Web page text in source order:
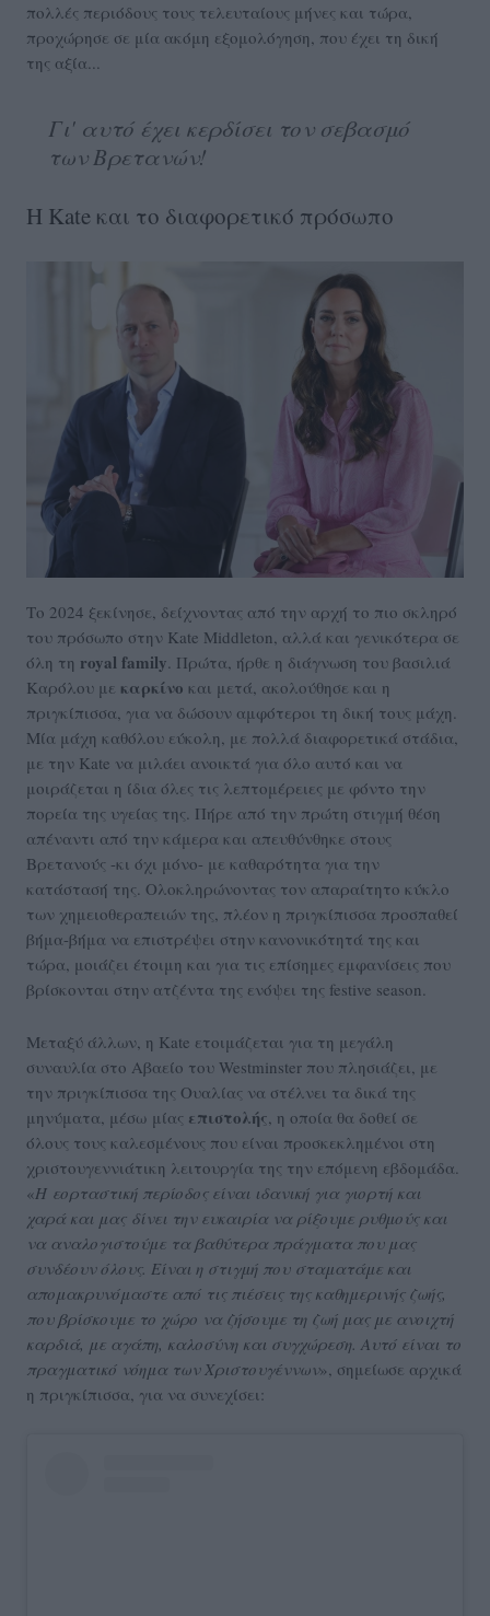
πολλές περιόδους τους τελευταίους μήνες και τώρα,
προχώρησε σε μία ακόμη εξομολόγηση, που έχει τη δική
της αξία...
Γι' αυτό έχει κερδίσει τον σεβασμό
των Βρετανών!
Η Kate και το διαφορετικό πρόσωπο
Το 2024 ξεκίνησε, δείχνοντας από την αρχή το πιο σκληρό
του πρόσωπο στην Kate Middleton, αλλά και γενικότερα σε
όλη τη royal family. Πρώτα, ήρθε η διάγνωση του βασιλιά
Καρόλου με καρκίνο και μετά, ακολούθησε και η
πριγκίπισσα, για να δώσουν αμφότεροι τη δική τους μάχη.
Μία μάχη καθόλου εύκολη, με πολλά διαφορετικά στάδια,
με την Kate να μιλάει ανοικτά για όλο αυτό και να
μοιράζεται η ίδια όλες τις λεπτομέρειες με φόντο την
πορεία της υγείας της. Πήρε από την πρώτη στιγμή θέση
απέναντι από την κάμερα και απευθύνθηκε στους
Βρετανούς -κι όχι μόνο- με καθαρότητα για την
κατάστασή της. Ολοκληρώνοντας τον απαραίτητο κύκλο
των χημειοθεραπειών της, πλέον η πριγκίπισσα προσπαθεί
βήμα-βήμα να επιστρέψει στην κανονικότητά της και
τώρα, μοιάζει έτοιμη και για τις επίσημες εμφανίσεις που
βρίσκονται στην ατζέντα της ενόψει της festive season.
Μεταξύ άλλων, η Kate ετοιμάζεται για τη μεγάλη
συναυλία στο Αβαείο του Westminster που πλησιάζει, με
την πριγκίπισσα της Ουαλίας να στέλνει τα δικά της
μηνύματα, μέσω μίας επιστολής, η οποία θα δοθεί σε
όλους τους καλεσμένους που είναι προσκεκλημένοι στη
χριστουγεννιάτικη λειτουργία της την επόμενη εβδομάδα.
«Η εορταστική περίοδος είναι ιδανική για γιορτή και
χαρά και μας δίνει την ευκαιρία να ρίξουμε ρυθμούς και
να αναλογιστούμε τα βαθύτερα πράγματα που μας
συνδέουν όλους. Είναι η στιγμή που σταματάμε και
απομακρυνόμαστε από τις πιέσεις της καθημερινής ζωής,
που βρίσκουμε το χώρο να ζήσουμε τη ζωή μας με ανοιχτή
καρδιά, με αγάπη, καλοσύνη και συγχώρεση. Αυτό είναι το
πραγματικό νόημα των Χριστουγέννων», σημείωσε αρχικά
η πριγκίπισσα, για να συνεχίσει: